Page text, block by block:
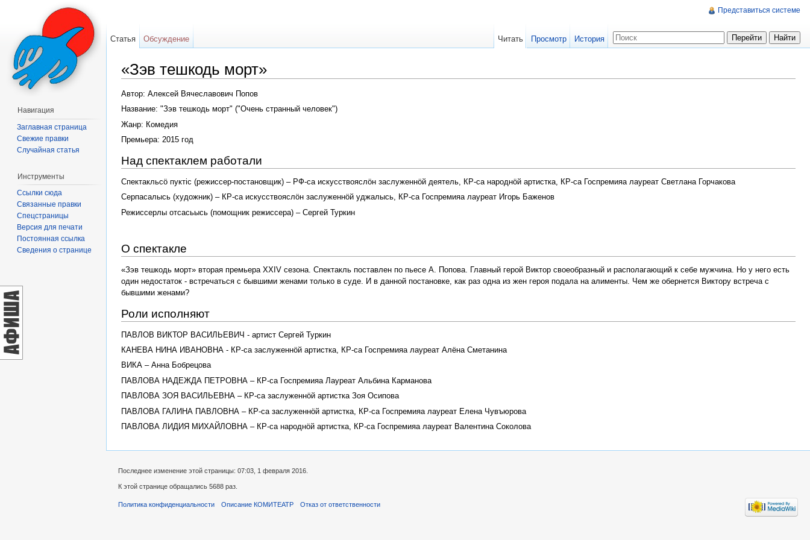
«Зэв тешкодь морт»
Автор: Алексей Вячеславович Попов
Название: "Зэв тешкодь морт" ("Очень странный человек")
Жанр: Комедия
Премьера: 2015 год
Над спектаклем работали
Спектакльсӧ пуктіс (режиссер-постановщик) – РФ-са искусствояслӧн заслуженнӧй деятель, КР-са народнӧй артистка, КР-са Госпремияа лауреат Светлана Горчакова
Серпасалысь (художник) – КР-са искусствояслӧн заслуженнӧй уджалысь, КР-са Госпремияа лауреат Игорь Баженов
Режиссерлы отсасьысь (помощник режиссера) – Сергей Туркин
О спектакле
«Зэв тешкодь морт» вторая премьера XXIV сезона. Спектакль поставлен по пьесе А. Попова. Главный герой Виктор своеобразный и располагающий к себе мужчина. Но у него есть
один недостаток - встречаться с бывшими женами только в суде. И в данной постановке, как раз одна из жен героя подала на алименты. Чем же обернется Виктору встреча с
бывшими женами?
Роли исполняют
ПАВЛОВ ВИКТОР ВАСИЛЬЕВИЧ - артист Сергей Туркин
КАНЕВА НИНА ИВАНОВНА - КР-са заслуженнӧй артистка, КР-са Госпремияа лауреат Алёна Сметанина
ВИКА – Анна Бобрецова
ПАВЛОВА НАДЕЖДА ПЕТРОВНА – КР-са Госпремияа Лауреат Альбина Карманова
ПАВЛОВА ЗОЯ ВАСИЛЬЕВНА – КР-са заслуженнӧй артистка Зоя Осипова
ПАВЛОВА ГАЛИНА ПАВЛОВНА – КР-са заслуженнӧй артистка, КР-са Госпремияа лауреат Елена Чувъюрова
ПАВЛОВА ЛИДИЯ МИХАЙЛОВНА – КР-са народнӧй артистка, КР-са Госпремияа лауреат Валентина Соколова
Представиться системе
Статья Обсуждение Читать Просмотр История
Навигация
Заглавная страница
Свежие правки
Случайная статья
Инструменты
Ссылки сюда
Связанные правки
Спецстраницы
Версия для печати
Постоянная ссылка
Сведения о странице
Последнее изменение этой страницы: 07:03, 1 февраля 2016.
К этой странице обращались 5688 раз.
Политика конфиденциальности Описание КОМИТЕАТР Отказ от ответственности